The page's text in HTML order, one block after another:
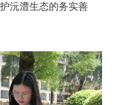
沅澧生态的务实善